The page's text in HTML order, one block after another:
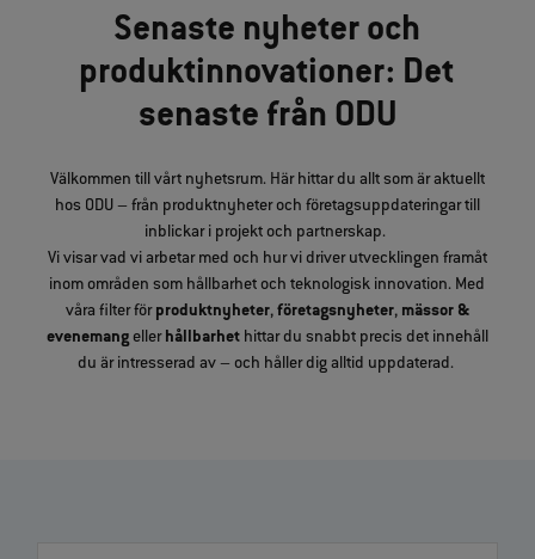
Senaste nyheter och
produktinnovationer: Det
senaste från ODU
Välkommen till vårt nyhetsrum. Här hittar du allt som är aktuellt
hos ODU – från produktnyheter och företagsuppdateringar till
inblickar i projekt och partnerskap.
Vi visar vad vi arbetar med och hur vi driver utvecklingen framåt
inom områden som hållbarhet och teknologisk innovation. Med
våra filter förproduktnyheter,företagsnyheter, mässor &
evenemangellerhållbarhethittar du snabbt precis det innehåll
du är intresserad av – och håller dig alltid uppdaterad.